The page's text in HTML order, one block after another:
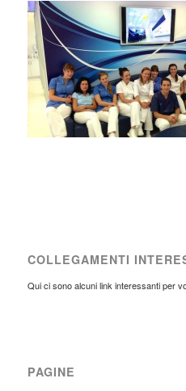
COLLEGAMENTI
Qui ci sono alcuni link interessanti per
PAGINE